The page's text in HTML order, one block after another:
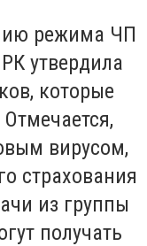
режима ЧП
утвердила
которые
вирусом,
страхования
из группы
получать